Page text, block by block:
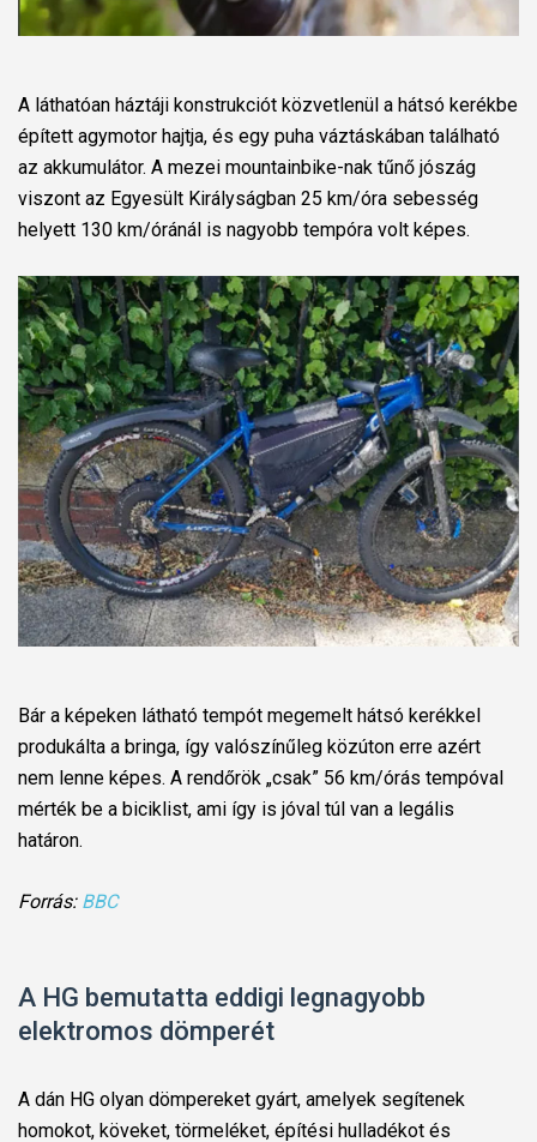
A láthatóan háztáji konstrukciót közvetlenül a hátsó kerékbe
épített agymotor hajtja, és egy puha váztáskában található
az akkumulátor. A mezei mountainbike-nak tűnő jószág
viszont az Egyesült Királyságban 25 km/óra sebesség
helyett 130 km/óránál is nagyobb tempóra volt képes.
Bár a képeken látható tempót megemelt hátsó kerékkel
produkálta a bringa, így valószínűleg közúton erre azért
nem lenne képes. A rendőrök „csak” 56 km/órás tempóval
mérték be a biciklist, ami így is jóval túl van a legális
határon.
Forrás: BBC
A HG bemutatta eddigi legnagyobb
elektromos dömperét
A dán HG olyan dömpereket gyárt, amelyek segítenek
homokot, köveket, törmeléket, építési hulladékot és